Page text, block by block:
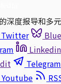
深度报导和多
Twitter
Linkedin
Telegram
Youtube